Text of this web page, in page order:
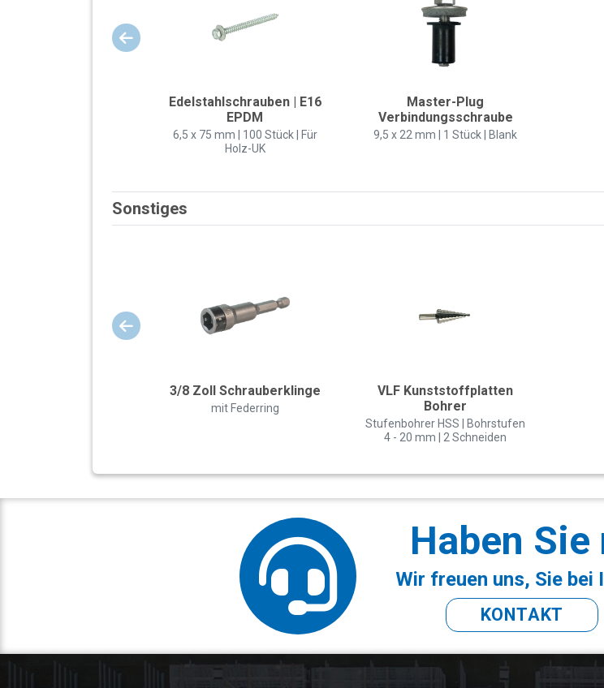
Edelstahlschrauben | E16
EPDM
6,5 x 75 mm | 100 Stück | Für
Holz-UK
Master-Plug
Verbindungsschraube
9,5 x 22 mm | 1 Stück | Blank
Sonstiges
3/8 Zoll Schrauberklinge
mit Federring
VLF Kunststoffplatten
Bohrer
Stufenbohrer HSS | Bohrstufen
4 - 20 mm | 2 Schneiden
Haben Sie
Wir freuen uns, Sie bei
KONTAKT